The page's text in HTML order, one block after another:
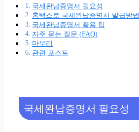
국세완납증명서 필요성
홈택스로 국세완납증명서 발급방법
국세완납증명서 활용 팁
자주 묻는 질문 (FAQ)
마무리
관련 포스트
국세완납증명서 필요성